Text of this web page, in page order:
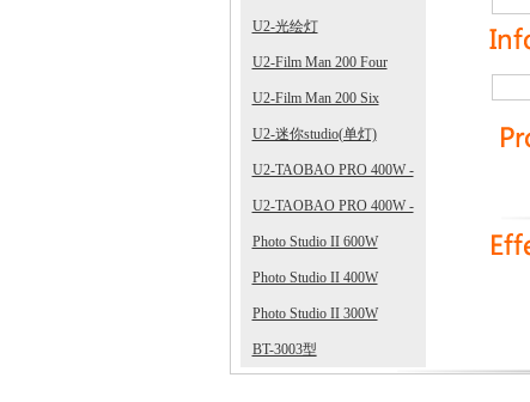
U2-光绘灯
U2-Film Man 200 Four
U2-Film Man 200 Six
U2-迷你studio(单灯)
U2-TAOBAO PRO 400W -
3
U2-TAOBAO PRO 400W -
2
Photo Studio II 600W
Photo Studio II 400W
Photo Studio II 300W
BT-3003型